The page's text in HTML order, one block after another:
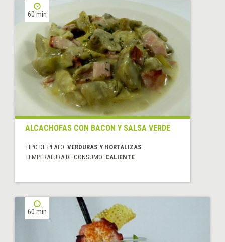
60 min
ALCACHOFAS CON BACON Y SALSA VERDE
TIPO DE PLATO: VERDURAS Y HORTALIZAS
TEMPERATURA DE CONSUMO: CALIENTE
60 min